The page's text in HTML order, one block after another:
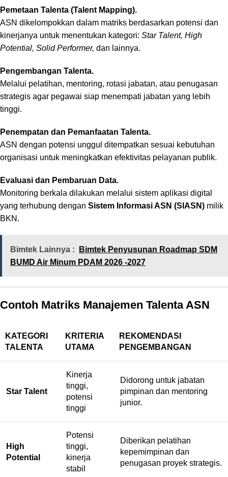
Pemetaan Talenta (Talent Mapping).
ASN dikelompokkan dalam matriks berdasarkan potensi dan
kinerjanya untuk menentukan kategori: Star Talent, High
Potential, Solid Performer, dan lainnya.
Pengembangan Talenta.
Melalui pelatihan, mentoring, rotasi jabatan, atau penugasan
strategis agar pegawai siap menempati jabatan yang lebih
tinggi.
Penempatan dan Pemanfaatan Talenta.
ASN dengan potensi unggul ditempatkan sesuai kebutuhan
organisasi untuk meningkatkan efektivitas pelayanan publik.
Evaluasi dan Pembaruan Data.
Monitoring berkala dilakukan melalui sistem aplikasi digital
yang terhubung dengan Sistem Informasi ASN (SIASN) milik
BKN.
Bimtek Lainnya :
Bimtek Penyusunan Roadmap SDM
BUMD Air Minum PDAM 2026 -2027
Contoh Matriks Manajemen Talenta ASN
KATEGORI
TALENTA
KRITERIA
UTAMA
REKOMENDASI
PENGEMBANGAN
Star Talent
Kinerja
tinggi,
potensi
tinggi
Didorong untuk jabatan
pimpinan dan mentoring
junior.
High
Potential
Potensi
tinggi,
kinerja
stabil
Diberikan pelatihan
kepemimpinan dan
penugasan proyek strategis.